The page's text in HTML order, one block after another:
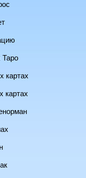
Таро
картах
картах